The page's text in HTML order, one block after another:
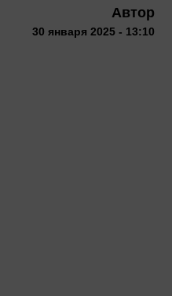
Автор
30 января 2025 - 13:10